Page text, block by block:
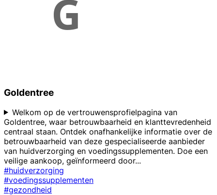
Goldentree
Welkom op de vertrouwensprofielpagina van
Goldentree, waar betrouwbaarheid en klanttevredenheid
centraal staan. Ontdek onafhankelijke informatie over de
betrouwbaarheid van deze gespecialiseerde aanbieder
van huidverzorging en voedingssupplementen. Doe een
veilige aankoop, geïnformeerd door...
#huidverzorging
#voedingssupplementen
#gezondheid